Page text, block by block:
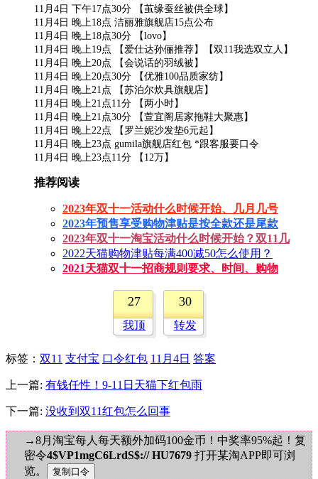
11月4日 下午17点30分 【茧缘蚕丝被供全球】
11月4日 晚上18点 洁丽雅旗舰店15点公布
11月4日 晚上18点30分 【lovo】
11月4日 晚上19点 【爱仕达孙俪推荐】【双11我选双立人】
11月4日 晚上20点 【会说话的羽绒被】
11月4日 晚上20点30分 【优雅100品质家纺】
11月4日 晚上21点 【苏泊尔炊具旗舰店】
11月4日 晚上21点11分 【两小时】
11月4日 晚上21点30分 【萱宜阁居家拖鞋大聚惠】
11月4日 晚上22点 【罗兰妮沙发垫6元起】
11月4日 晚上23点 gumila旗舰店红包 *跟客服要口令
11月4日 晚上23点11分 【12万】
推荐阅读
2023年双十一活动什么时候开始、几月几号
2023年预售享受购物津贴是按全款还是尾款
2023年双十一淘宝活动什么时候开始？双11几
2022天猫购物津贴每满400减50怎么使用？
2021天猫双十一招商规则要求、时间、购物
27
我顶
30
转发
标签 ： 双11 支付宝 口令红包 11月4日 答案
上一篇: 有钱任性！9-11日天猫下红包雨
下一篇: 没收到双11红包怎么回事
→8月淘宝每人每天额外加码100金币！中奖率95%起！复
密令4$VP1mgC6LrdS$:// HU7679 打开某淘APP即可浏
览。